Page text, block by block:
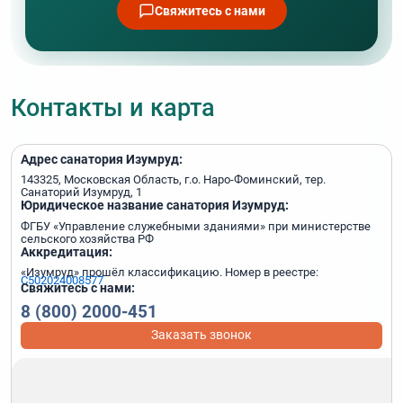
Свяжитесь с нами
Контакты и карта
Адрес санатория Изумруд:
143325, Московская Область, г.о. Наро-Фоминский, тер.
Санаторий Изумруд, 1
Юридическое название санатория Изумруд:
ФГБУ «Управление служебными зданиями» при министерстве
сельского хозяйства РФ
Аккредитация:
«Изумруд» прошёл классификацию. Номер в реестре:
С502024008577
Свяжитесь с нами:
8 (800) 2000-451
Заказать звонок